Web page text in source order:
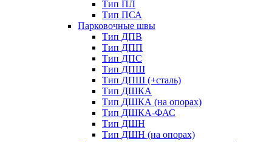
Тип ПЛ
Тип ПСА
Парковочные швы
Тип ДПВ
Тип ДПП
Тип ДПС
Тип ДПШ
Тип ДПШ (+сталь)
Тип ДШКА
Тип ДШКА (на опорах)
Тип ДШКА-ФАС
Тип ДШН
Тип ДШН (на опорах)